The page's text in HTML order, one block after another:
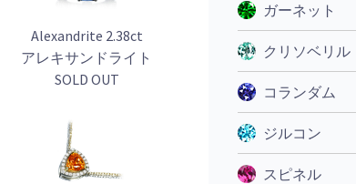
Alexandrite 2.38ct
アレキサンドライト
SOLD OUT
ガーネット
クリソベリル
コランダム
ジルコン
スピネル